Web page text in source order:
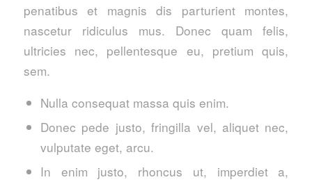
penatibus et magnis dis parturient montes,
nascetur ridiculus mus. Donec quam felis,
ultricies nec, pellentesque eu, pretium quis,
sem.
Nulla consequat massa quis enim.
Donec pede justo, fringilla vel, aliquet nec,
vulputate eget, arcu.
In enim justo, rhoncus ut, imperdiet a,